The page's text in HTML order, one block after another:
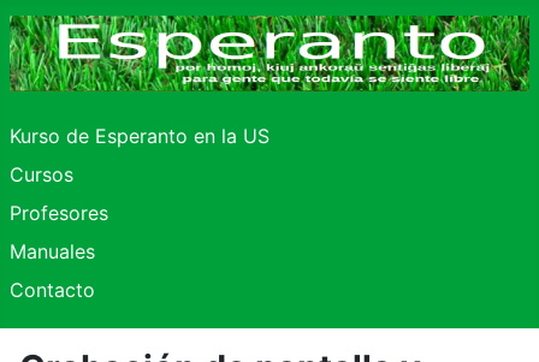
Kurso de Esperanto en la US
Cursos
Profesores
Manuales
Contacto